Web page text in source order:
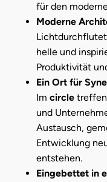
für den
Moderne
helle und
Produktivität
Ein Ort für
Im circle
und
Austausch,
Entwicklung
entstehen.
Eingebettet in